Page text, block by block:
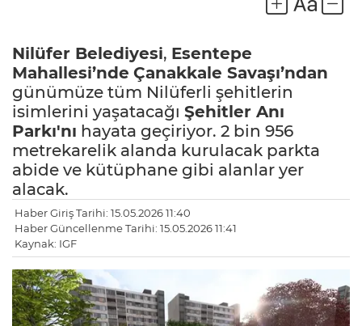
Nilüfer Belediyesi, Esentepe
Mahallesi’nde Çanakkale Savaşı’ndan
günümüze tüm Nilüferli şehitlerin
isimlerini yaşatacağı Şehitler Anı
Parkı'nı hayata geçiriyor. 2 bin 956
metrekarelik alanda kurulacak parkta
abide ve kütüphane gibi alanlar yer
alacak.
Haber Giriş Tarihi: 15.05.2026 11:40
Haber Güncellenme Tarihi: 15.05.2026 11:41
Kaynak: IGF